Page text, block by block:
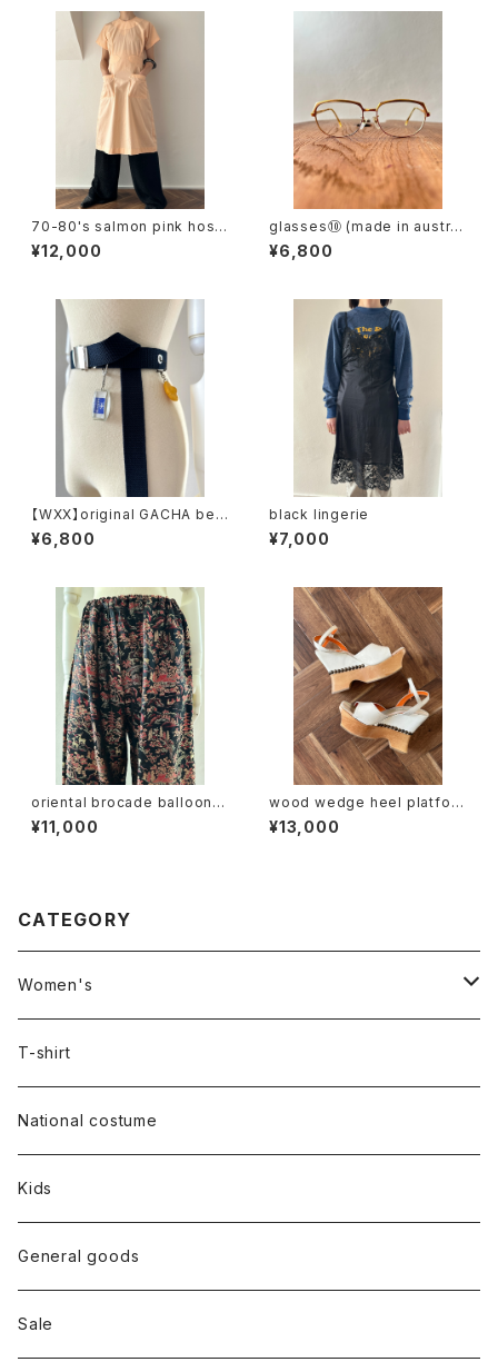
70-80's salmon pink hospi
tal dress
¥12,000
glasses⑩ (made in austri
a)
¥6,800
【WXX】original GACHA belt
(navy)
¥6,800
black lingerie
¥7,000
oriental brocade balloon p
ants
¥11,000
wood wedge heel platfor
m sandal
¥13,000
CATEGORY
Women's
Outer
Dress
Tops
Bottoms
Shoes
T-shirt
National costume
Kids
General goods
Sale